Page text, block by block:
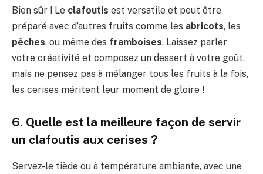
Bien sûr ! Le clafoutis est versatile et peut être
préparé avec d’autres fruits comme les abricots, les
pêches, ou même des framboises. Laissez parler
votre créativité et composez un dessert à votre goût,
mais ne pensez pas à mélanger tous les fruits à la fois,
les cerises méritent leur moment de gloire !
6. Quelle est la meilleure façon de servir
un clafoutis aux cerises ?
Servez-le tiède ou à température ambiante, avec une